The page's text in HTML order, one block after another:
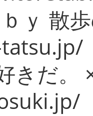
ｙ 散
きだ。